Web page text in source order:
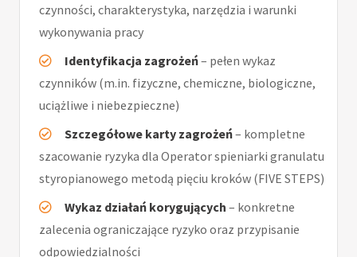
czynności, charakterystyka, narzędzia i warunki
wykonywania pracy
Identyfikacja zagrożeń– pełen wykaz
czynników (m.in. fizyczne, chemiczne, biologiczne,
uciążliwe i niebezpieczne)
Szczegółowe karty zagrożeń– kompletne
szacowanie ryzyka dla Operator spieniarki granulatu
styropianowego metodą pięciu kroków (FIVE STEPS)
Wykaz działań korygujących – konkretne
zalecenia ograniczające ryzyko oraz przypisanie
odpowiedzialności